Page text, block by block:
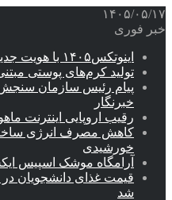
۱۴۰۵/۰۵/۱۷
خبر فوری
اینوتکس۱۴۰۵ با هویت جدید برگزار می‌شود
تولید کرم‌های پوستی
پیام رئیس سازمان
خبرنگار
رقیب اروپایی اینترنت
کاهش مصرف انرژی
خورشیدی
آرامگاه موشک اسپیس
قیمت غذای دانشجویان در
شد